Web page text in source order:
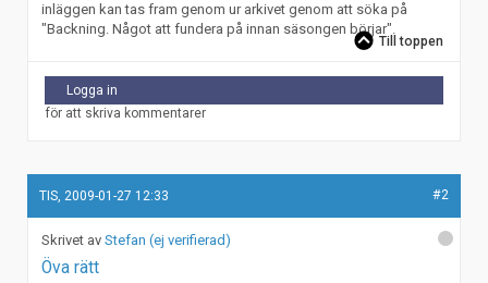
inläggen kan tas fram genom ur arkivet genom att söka på
"Backning. Något att fundera på innan säsongen börjar".
Till toppen
Logga in
för att skriva kommentarer
TIS, 2009-01-27 12:33 #2
Stefan (ej verifierad)
Öva rätt